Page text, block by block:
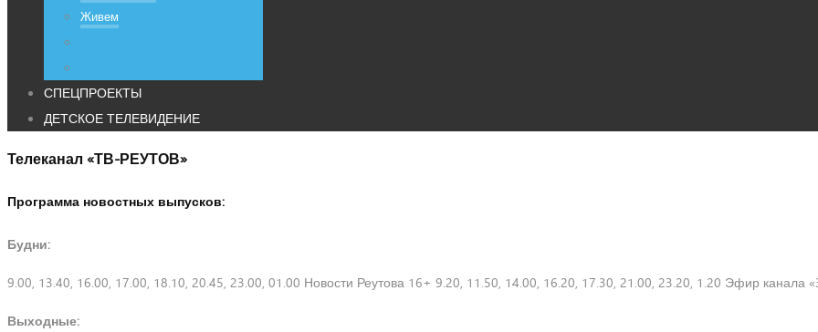
Живем
СПЕЦПРОЕКТЫ
ДЕТСКОЕ ТЕЛЕВИДЕНИЕ
Телеканал «ТВ-РЕУТОВ»
Программа новостных выпусков:
Будни:
9.00, 13.40, 16.00, 17.00, 18.10, 20.45, 23.00, 01.00 Новости Реутова 16+ 9.20, 11.50, 14.00, 16.20, 17.30, 21.00, 23.20, 1.20 Эфир канала
Выходные: